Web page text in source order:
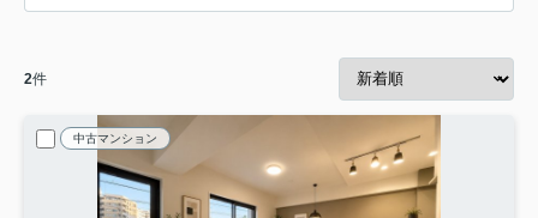
2件
中古マンション